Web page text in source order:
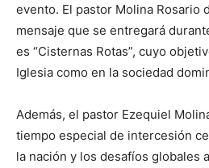
evento. El pastor Molina Rosario
mensaje que se entregará
es “Cisternas Rotas”, cuyo
Iglesia como en la sociedad
Además, el pastor Ezequiel
tiempo especial de intercesión
la nación y los desafíos globales